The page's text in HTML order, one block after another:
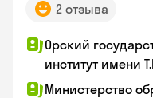
2 отзыва
Орский
институт имени
Министерство